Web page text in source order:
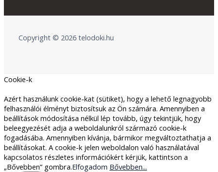
Copyright © 2026 telodoki.hu
Cookie-k
Azért használunk cookie-kat (sütiket), hogy a lehető legnagyobb
felhasználói élményt biztosítsuk az Ön számára. Amennyiben a
beállítások módosítása nélkül lép tovább, úgy tekintjük, hogy
beleegyezését adja a weboldalunkról származó cookie-k
fogadásába. Amennyiben kívánja, bármikor megváltoztathatja a
beállításokat. A cookie-k jelen weboldalon való használatával
kapcsolatos részletes információkért kérjük, kattintson a
„Bővebben” gombra.Elfogadom Bővebben...